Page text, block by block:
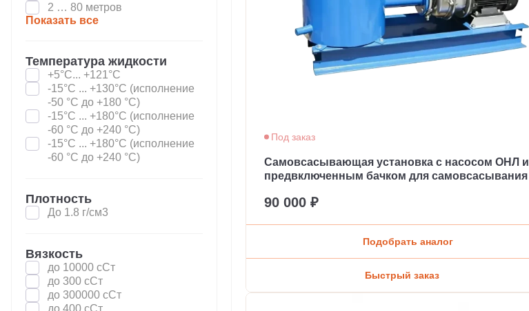
2 … 80 метров
Показать все
Температура жидкости
+5°С... +121°С
-15°С ... +130°С (исполнение
-50 °С до +180 °С)
-15°С ... +180°С (исполнение
-60 °С до +240 °С)
-15°С ... +180°С (исполнение
-60 °С до +240 °С)
Плотность
До 1.8 г/см3
Вязкость
до 10000 сСт
до 300 сСт
до 300000 сСт
до 400 сСт
Под заказ
Самовсасывающая установка с насосом ОНЛ и
предвключенным бачком для самовсасывания
90 000 ₽
Подобрать аналог
Быстрый заказ